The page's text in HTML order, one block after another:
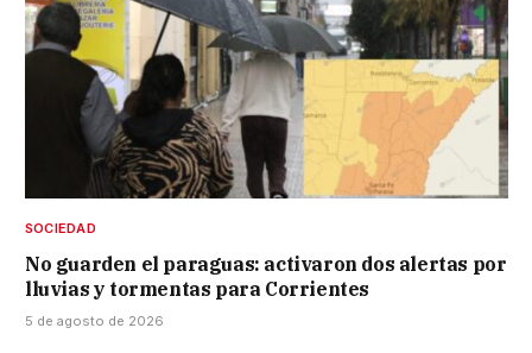
SOCIEDAD
No guarden el paraguas: activaron dos alertas por
lluvias y tormentas para Corrientes
5 de agosto de 2026